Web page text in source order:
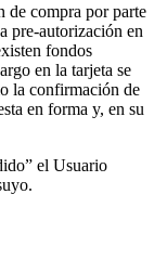
de compra por parte
pre-autorización en
fondos
en la tarjeta se
la confirmación de
en forma y, en su
el Usuario